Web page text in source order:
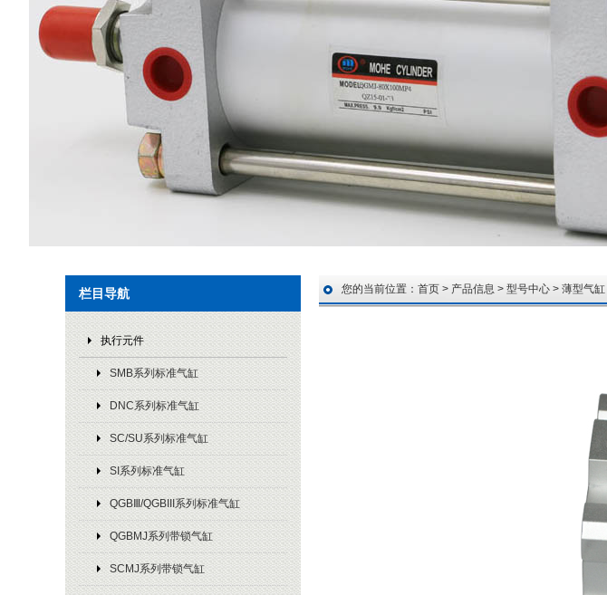
栏目导航
执行元件
SMB系列标准气缸
DNC系列标准气缸
SC/SU系列标准气缸
SI系列标准气缸
QGBⅢ/QGBIII系列标准气缸
QGBMJ系列带锁气缸
SCMJ系列带锁气缸
您的当前位置： 首页 > 产品信息 > 型号中心 > 薄型气缸